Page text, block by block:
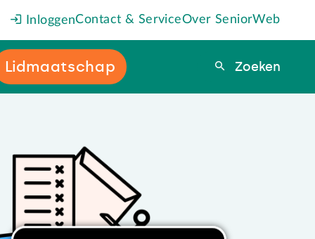
InloggenContact & ServiceOver SeniorWeb
Lidmaatschap Zoeken
Zoeken